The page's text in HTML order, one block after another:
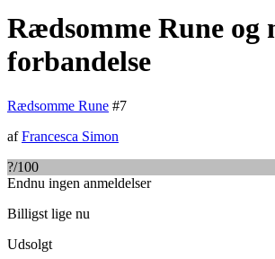
Rædsomme Rune og
forbandelse
Rædsomme Rune #7
afFrancesca Simon
?/100
Endnu ingen anmeldelser
Billigst lige nu
Udsolgt